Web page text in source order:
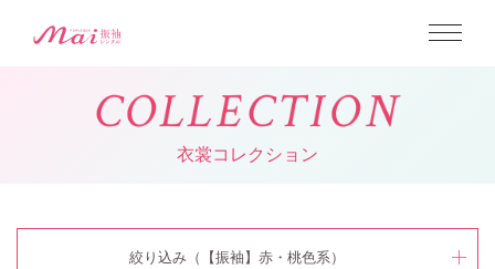
COLLECTION
衣裳コレクション
絞り込み（【振袖】赤・桃色系）